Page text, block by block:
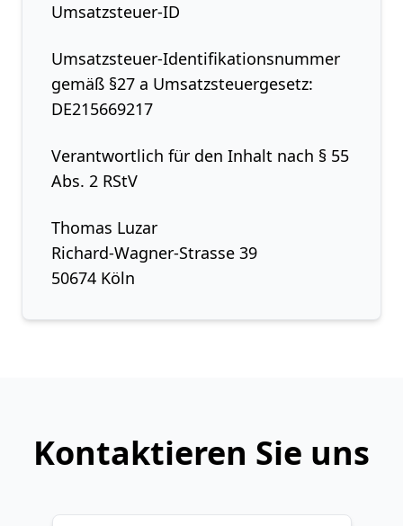
Umsatzsteuer-ID
Umsatzsteuer-Identifikationsnummer
gemäß §27 a Umsatzsteuergesetz:
DE215669217
Verantwortlich für den Inhalt nach § 55
Abs. 2 RStV
Thomas Luzar
Richard-Wagner-Strasse 39
50674 Köln
Kontaktieren Sie uns